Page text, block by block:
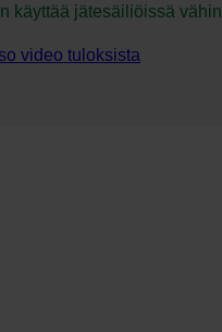
käyttää jätesäiliöissä
video tuloksista